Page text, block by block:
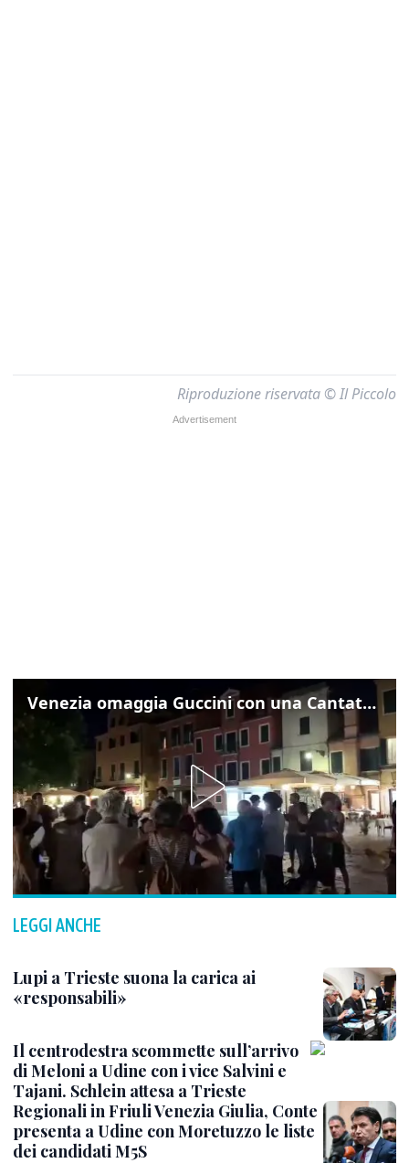
Riproduzione riservata © Il Piccolo
Venezia omaggia Guccini con una Cantata Anarchica in campo Santa Margherita
LEGGI ANCHE
Lupi a Trieste suona la carica ai
«responsabili»
Il centrodestra scommette sull’arrivo
di Meloni a Udine con i vice Salvini e
Tajani. Schlein attesa a Trieste
Regionali in Friuli Venezia Giulia, Conte
presenta a Udine con Moretuzzo le liste
dei candidati M5S